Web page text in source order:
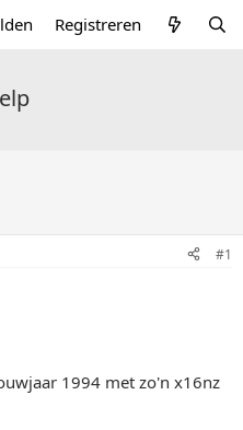
Registreren
#1
1994 met zo'n x16nz